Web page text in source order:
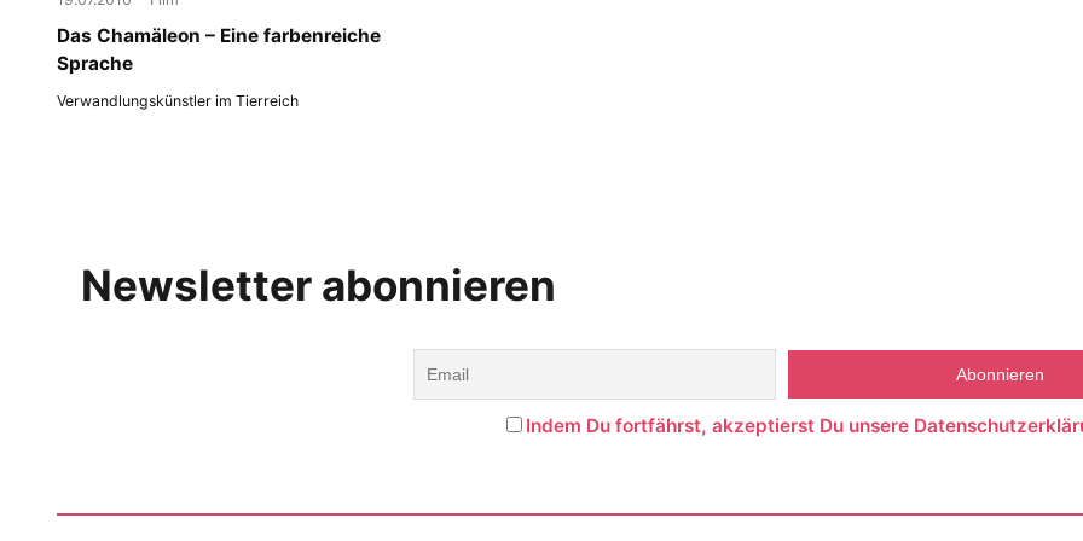
Das Chamäleon – Eine farbenreiche
Sprache
Verwandlungskünstler im Tierreich
Newsletter abonnieren
Indem Du fortfährst, akzeptierst Du unsere